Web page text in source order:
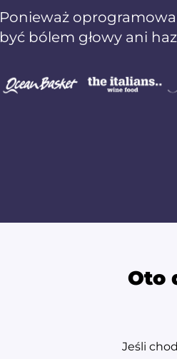
Ponieważ
być bólem głowy ani
Oto
Jeśli